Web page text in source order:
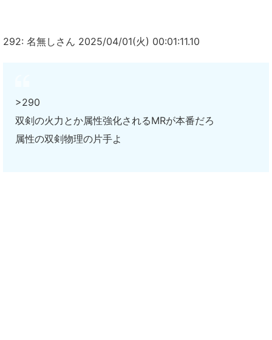
292: 名無しさん 2025/04/01(火) 00:01:11.10
>290
双剣の火力とか属性強化されるMRが本番だろ
属性の双剣物理の片手よ